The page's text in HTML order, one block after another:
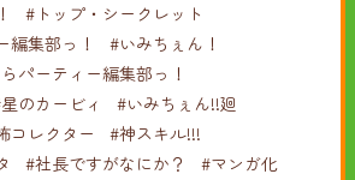
#トップ・シークレット
編集部っ！
#いみちぇん！
パーティー編集部っ！
のカービィ
#いみちぇん!!廻
コレクター
#神スキル!!!
#社長ですがなにか？
#マンガ化